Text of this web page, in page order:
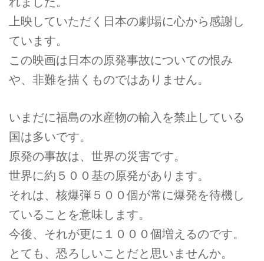
上映していただく日本の劇場に心から感謝し
ています。
この映画は日本の原発事故についての恨み
や、非難を描くものではありません。
いまだに福島の水産物の輸入を禁止している
国は多いです。
原発の事故は、世界の災害です。
世界に約５００基の原発があります。
それは、核爆弾５００個が常に爆発を待機し
ていることを意味します。
今後、それが更に１０００個増えるのです。
とても、恐ろしいことだと思いませんか。